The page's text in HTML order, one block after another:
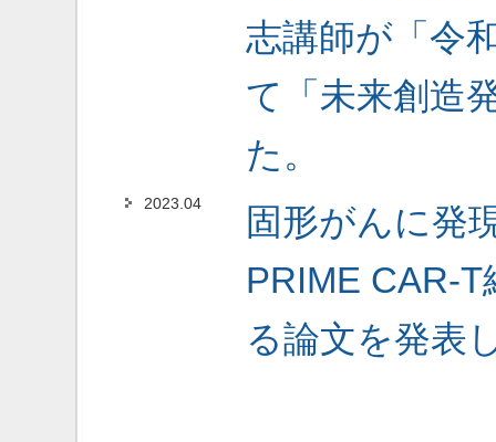
志講師が「令
て「未来創造
た。
2023.04
固形がんに発
PRIME CAR-
る論文を発表